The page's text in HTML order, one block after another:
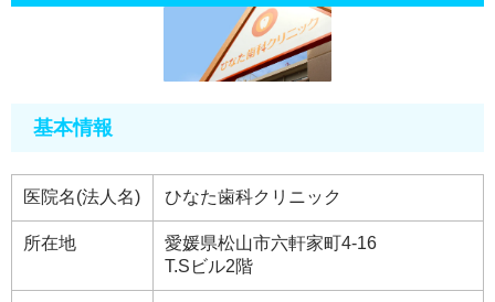
基本情報
医院名(法人名) ひなた歯科クリニック
所在地
愛媛県松山市六軒家町4-16
T.Sビル2階